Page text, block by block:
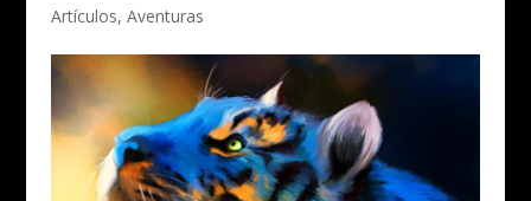
Artículos, Aventuras